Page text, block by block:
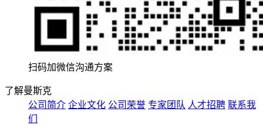
扫码加微信沟通方案
了解曼斯克
公司简介 企业文化 公司荣誉 专家团队 人才招聘 联系我
们